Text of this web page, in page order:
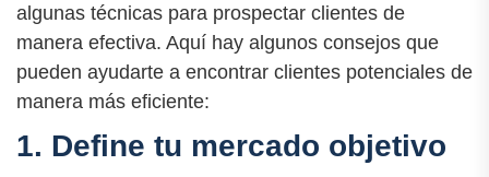
algunas técnicas para prospectar clientes de
manera efectiva. Aquí hay algunos consejos que
pueden ayudarte a encontrar clientes potenciales de
manera más eficiente:
1. Define tu mercado objetivo